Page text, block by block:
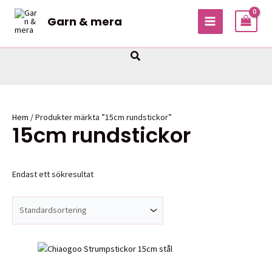
Hoppa
innehåll
Garn & mera
MAIN
Sök
Hem / Produkter märkta ”15cm rundstickor”
15cm rundstickor
Endast ett sökresultat